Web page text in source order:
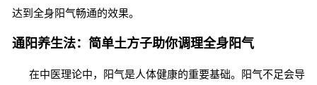
达到全身阳气畅通的效果。
通阳养生法：简单土方子助你调理全身阳气
在中医理论中，阳气是人体健康的重要基础。阳气不足会导